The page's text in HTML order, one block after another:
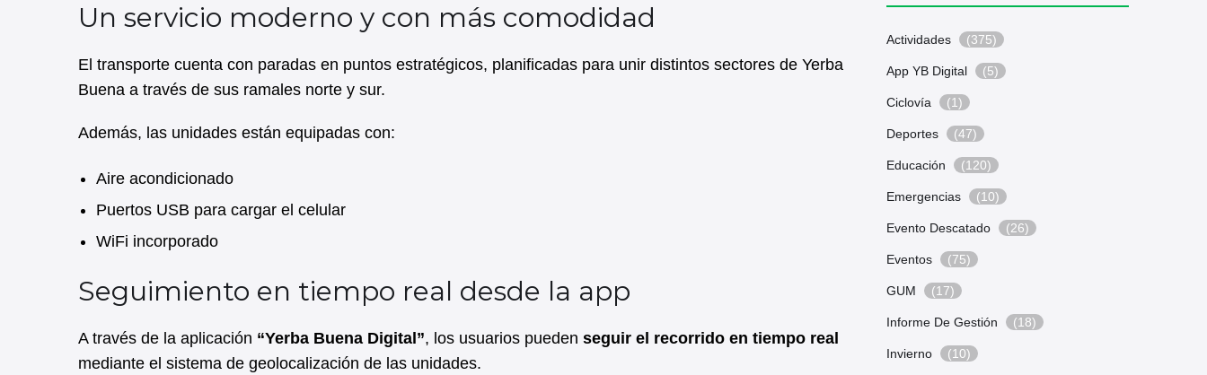
Un servicio moderno y con más comodidad
El transporte cuenta con paradas en puntos estratégicos, planificadas para unir distintos sectores de Yerba
Buena a través de sus ramales norte y sur.
Además, las unidades están equipadas con:
Aire acondicionado
Puertos USB para cargar el celular
WiFi incorporado
Seguimiento en tiempo real desde la app
A través de la aplicación “Yerba Buena Digital”, los usuarios pueden seguir el recorrido en tiempo real
mediante el sistema de geolocalización de las unidades.
Actividades (375)
App YB Digital (5)
Ciclovía (1)
Deportes (47)
Educación (120)
Emergencias (10)
Evento Descatado (26)
Eventos (75)
GUM (17)
Informe De Gestión (18)
Invierno (10)